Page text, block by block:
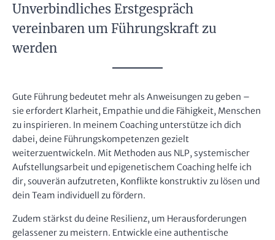
Unverbindliches Erstgespräch
vereinbaren um Führungskraft zu
werden
Gute Führung bedeutet mehr als Anweisungen zu geben –
sie erfordert Klarheit, Empathie und die Fähigkeit, Menschen
zu inspirieren. In meinem Coaching unterstütze ich dich
dabei, deine Führungskompetenzen gezielt
weiterzuentwickeln. Mit Methoden aus NLP, systemischer
Aufstellungsarbeit und epigenetischem Coaching helfe ich
dir, souverän aufzutreten, Konflikte konstruktiv zu lösen und
dein Team individuell zu fördern.
Zudem stärkst du deine Resilienz, um Herausforderungen
gelassener zu meistern. Entwickle eine authentische